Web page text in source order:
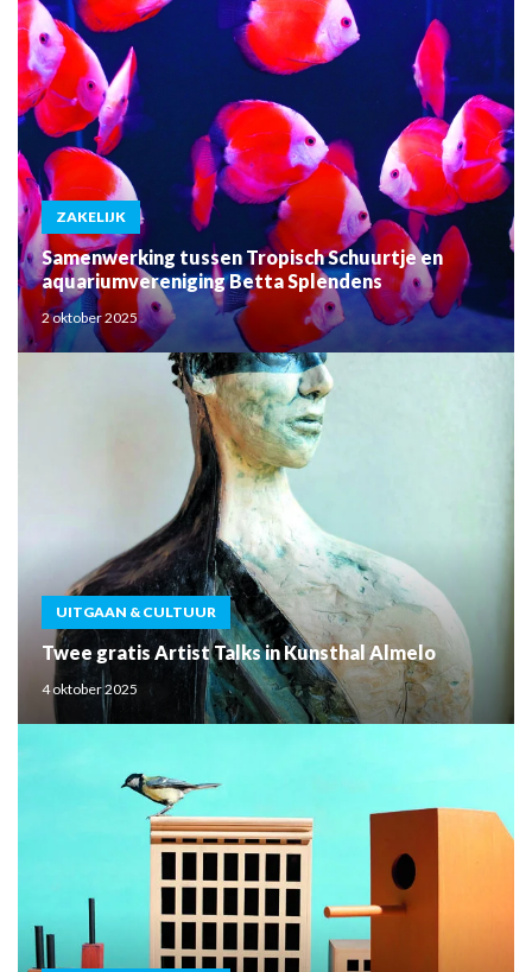
ZAKELIJK
Samenwerking tussen Tropisch Schuurtje en
aquariumvereniging Betta Splendens
2 oktober 2025
UITGAAN & CULTUUR
Twee gratis Artist Talks in Kunsthal Almelo
4 oktober 2025